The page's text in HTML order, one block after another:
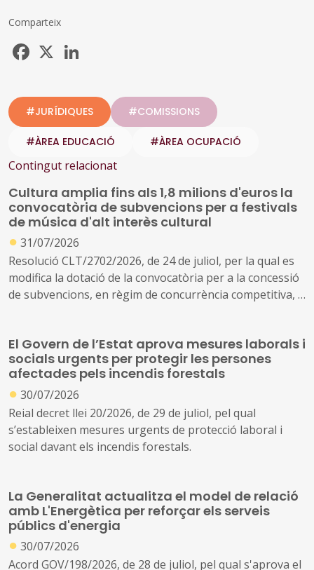
Comparteix
Facebook
#JURÍDIQUES #COMISSIONS
#ÀREA EDUCACIÓ #ÀREA OCUPACIÓ
Contingut relacionat
Cultura amplia fins als 1,8 milions d'euros la
convocatòria de subvencions per a festivals
de música d'alt interès cultural
● 31/07/2026
Resolució CLT/2702/2026, de 24 de juliol, per la qual es
modifica la dotació de la convocatòria per a la concessió
de subvencions, en règim de concurrència competitiva, a
El Govern de l’Estat aprova mesures laborals i
socials urgents per protegir les persones
afectades pels incendis forestals
● 30/07/2026
Reial decret llei 20/2026, de 29 de juliol, pel qual
s’estableixen mesures urgents de protecció laboral i
social davant els incendis forestals.
La Generalitat actualitza el model de relació
amb L'Energètica per reforçar els serveis
públics d'energia
● 30/07/2026
Acord GOV/198/2026, de 28 de juliol, pel qual s'aprova el